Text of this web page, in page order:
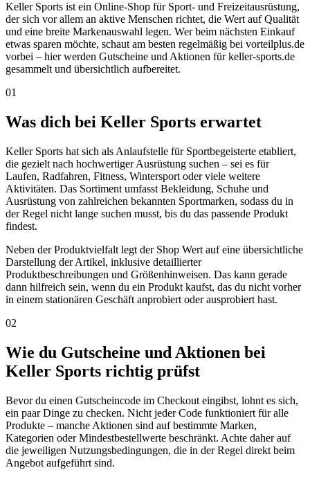
Keller Sports ist ein Online-Shop für Sport- und Freizeitausrüstung,
der sich vor allem an aktive Menschen richtet, die Wert auf Qualität
und eine breite Markenauswahl legen. Wer beim nächsten Einkauf
etwas sparen möchte, schaut am besten regelmäßig bei vorteilplus.de
vorbei – hier werden Gutscheine und Aktionen für keller-sports.de
gesammelt und übersichtlich aufbereitet.
01
Was dich bei Keller Sports erwartet
Keller Sports hat sich als Anlaufstelle für Sportbegeisterte etabliert,
die gezielt nach hochwertiger Ausrüstung suchen – sei es für
Laufen, Radfahren, Fitness, Wintersport oder viele weitere
Aktivitäten. Das Sortiment umfasst Bekleidung, Schuhe und
Ausrüstung von zahlreichen bekannten Sportmarken, sodass du in
der Regel nicht lange suchen musst, bis du das passende Produkt
findest.
Neben der Produktvielfalt legt der Shop Wert auf eine übersichtliche
Darstellung der Artikel, inklusive detaillierter
Produktbeschreibungen und Größenhinweisen. Das kann gerade
dann hilfreich sein, wenn du ein Produkt kaufst, das du nicht vorher
in einem stationären Geschäft anprobiert oder ausprobiert hast.
02
Wie du Gutscheine und Aktionen bei
Keller Sports richtig prüfst
Bevor du einen Gutscheincode im Checkout eingibst, lohnt es sich,
ein paar Dinge zu checken. Nicht jeder Code funktioniert für alle
Produkte – manche Aktionen sind auf bestimmte Marken,
Kategorien oder Mindestbestellwerte beschränkt. Achte daher auf
die jeweiligen Nutzungsbedingungen, die in der Regel direkt beim
Angebot aufgeführt sind.